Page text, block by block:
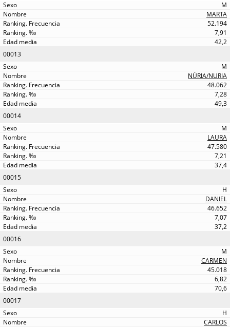
M
MARTA
52.194
7,91
42,2
00013
M
NÚRIA/NURIA
48.062
7,28
49,3
00014
M
LAURA
47.580
7,21
37,4
00015
H
DANIEL
46.652
7,07
37,2
00016
M
CARMEN
45.018
6,82
70,6
00017
H
CARLOS